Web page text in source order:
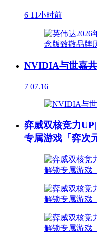
6 11小时前
NVIDIA与世嘉
7 07.16
弈威双核竞力
专属游戏「弈次